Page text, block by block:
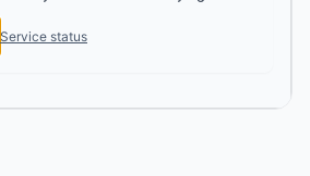
Service status